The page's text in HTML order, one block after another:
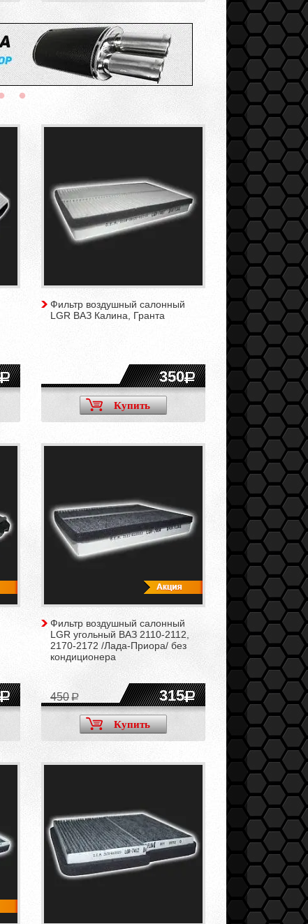
Фильтр воздушный салонный
LGR ВАЗ Калина, Гранта
350
Купить
Фильтр воздушный салонный
LGR угольный ВАЗ 2110-2112,
2170-2172 /Лада-Приора/ без
кондиционера
315
450
Купить